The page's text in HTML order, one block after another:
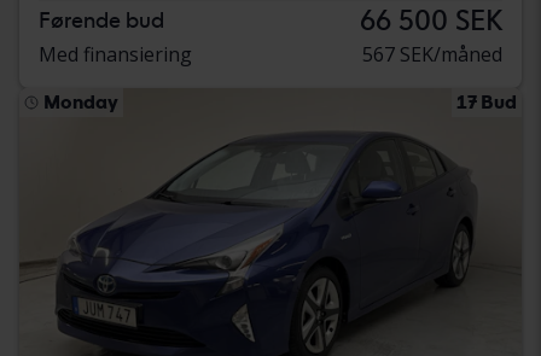
Førende bud 66 500 SEK
Med finansiering 567 SEK/måned
Monday 17 Bud